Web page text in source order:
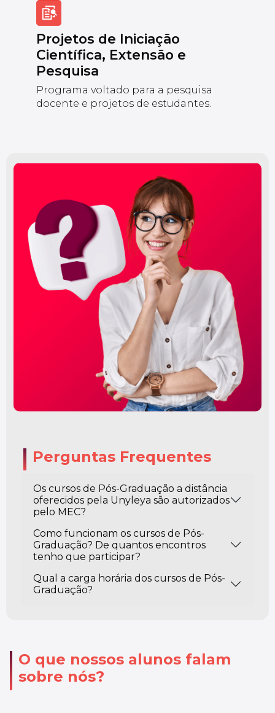
Projetos de Iniciação
Científica, Extensão e
Pesquisa
Programa voltado para a pesquisa
docente e projetos de estudantes.
Perguntas Frequentes
Os cursos de Pós-Graduação a distância
oferecidos pela Unyleya são autorizados
pelo MEC?
Como funcionam os cursos de Pós-
Graduação? De quantos encontros
tenho que participar?
Qual a carga horária dos cursos de Pós-
Graduação?
O que nossos alunos falam
sobre nós?